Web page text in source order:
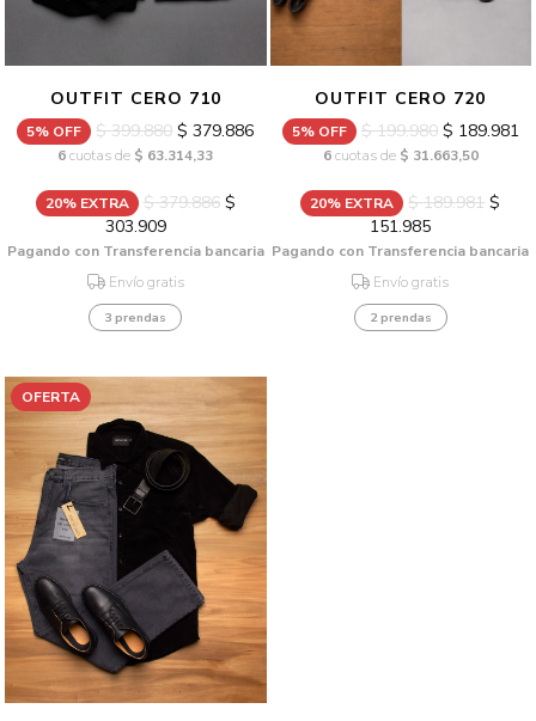
OUTFIT CERO 710
5% OFF $ 399.880 $ 379.886
6cuotas de $ 63.314,33
20% EXTRA $ 379.886$
303.909
Pagando con Transferencia bancaria
Envío gratis
3 prendas
OUTFIT CERO 720
5% OFF $ 199.980$ 189.981
6cuotas de $ 31.663,50
20% EXTRA $ 189.981 $
151.985
Pagando con Transferencia bancaria
Envío gratis
2 prendas
OFERTA